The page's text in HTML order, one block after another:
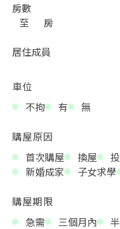
房數
至
房
居住成員
車位
不拘
有 無
購屋原因
首次購屋
換屋
新婚成家
子女求學
購屋期限
急需
三個月內